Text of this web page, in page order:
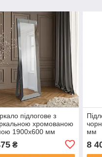
підлогове з
хромованою
1900х600 мм
₴
мм
8